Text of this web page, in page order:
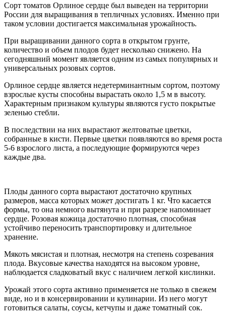
Сорт томатов Орлиное сердце был выведен на территории
России для выращивания в тепличных условиях. Именно при
таком условии достигается максимальная урожайность.
При выращивании данного сорта в открытом грунте,
количество и объем плодов будет несколько снижено. На
сегодняшний момент является одним из самых популярных и
универсальных розовых сортов.
Орлиное сердце является недетерминантным сортом, поэтому
взрослые кусты способны вырастать около 1,5 м в высоту.
Характерным признаком культуры являются густо покрытые
зеленью стебли.
В последствии на них вырастают желтоватые цветки,
собранные в кисти. Первые цветки появляются во время роста
5-6 взрослого листа, а последующие формируются через
каждые два.
Плоды данного сорта вырастают достаточно крупных
размеров, масса которых может достигать 1 кг. Что касается
формы, то она немного вытянута и при разрезе напоминает
сердце. Розовая кожица достаточно плотная, способная
устойчиво переносить транспортировку и длительное
хранение.
Мякоть мясистая и плотная, несмотря на степень созревания
плода. Вкусовые качества находятся на высоком уровне,
наблюдается сладковатый вкус с наличием легкой кислинки.
Урожай этого сорта активно применяется не только в свежем
виде, но и в консервировании и кулинарии. Из него могут
готовиться салаты, соусы, кетчупы и даже томатный сок.